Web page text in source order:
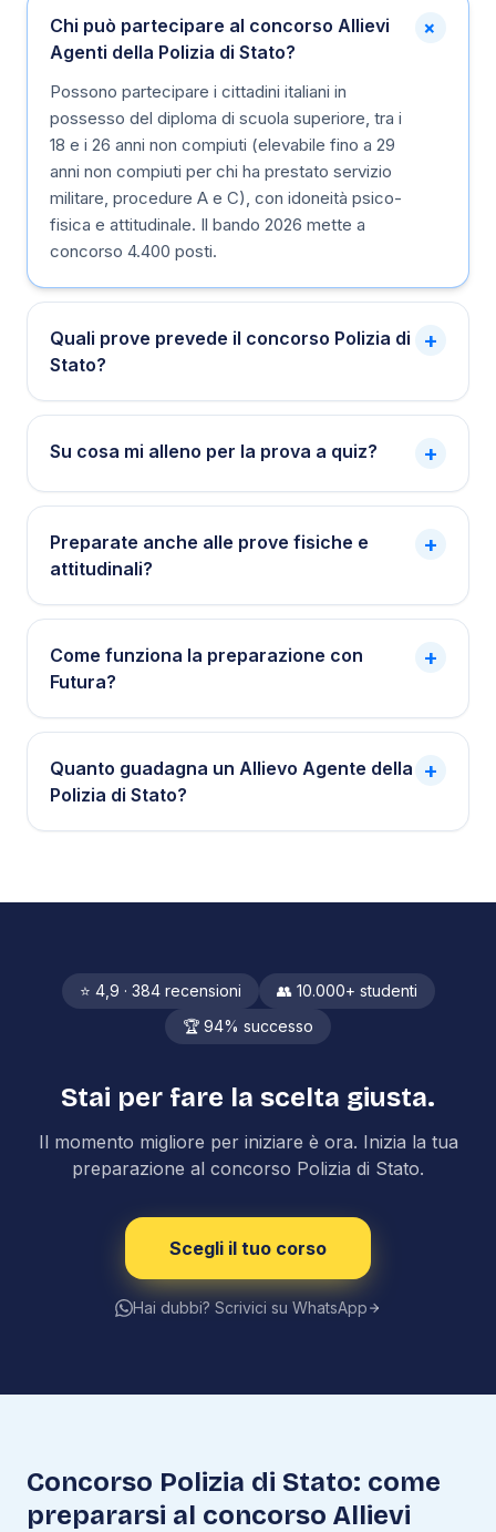
Chi può partecipare al concorso Allievi
Agenti della Polizia di Stato?
+
Possono partecipare i cittadini italiani in
possesso del diploma di scuola superiore, tra i
18 e i 26 anni non compiuti (elevabile fino a 29
anni non compiuti per chi ha prestato servizio
militare, procedure A e C), con idoneità psico-
fisica e attitudinale. Il bando 2026 mette a
concorso 4.400 posti.
Quali prove prevede il concorso Polizia di
Stato?
+
Su cosa mi alleno per la prova a quiz? +
Preparate anche alle prove fisiche e
attitudinali?
+
Come funziona la preparazione con
Futura?
+
Quanto guadagna un Allievo Agente della
Polizia di Stato?
+
⭐ 4,9 · 384 recensioni
👥 10.000+ studenti
🏆 94% successo
Stai per fare la scelta giusta.
Il momento migliore per iniziare è ora. Inizia la tua
preparazione al concorso Polizia di Stato.
Scegli il tuo corso
Hai dubbi? Scrivici su WhatsApp
Concorso Polizia di Stato: come
prepararsi al concorso Allievi